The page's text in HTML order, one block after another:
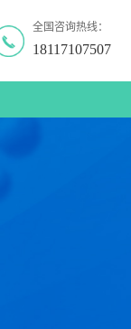
全国咨询热线：
18117107507